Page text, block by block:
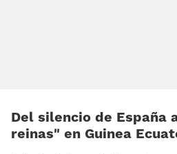
Del silencio de España
reinas» en Guinea